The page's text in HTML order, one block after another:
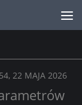
22 MAJA 2026